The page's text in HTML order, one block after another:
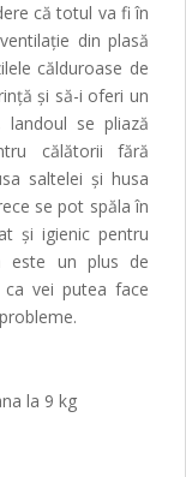
că totul va fi în
din plasă
călduroase de
și să-i oferi un
se pliază
călătorii fără
saltelei și husa
se pot spăla în
și igienic pentru
este un plus de
vei putea face
la 9 kg